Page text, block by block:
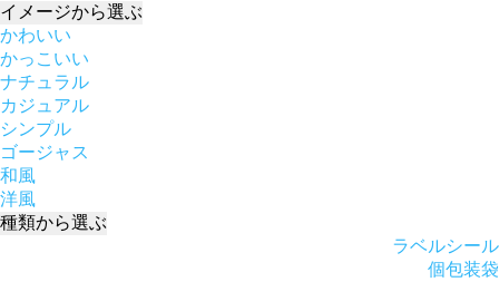
イメージから選ぶ
かわいい
かっこいい
ナチュラル
カジュアル
シンプル
ゴージャス
和風
洋風
種類から選ぶ
ラベルシール
個包装袋